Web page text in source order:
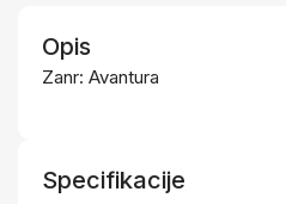
Opis
Zanr: Avantura
Specifikacije